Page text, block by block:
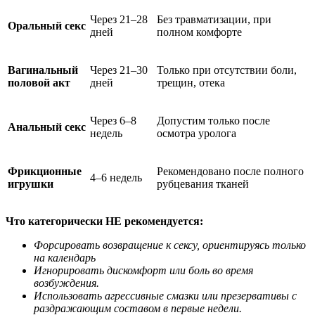
Оральный секс
Через 21–28
дней
Без травматизации, при
полном комфорте
Вагинальный
половой акт
Через 21–30
дней
Только при отсутствии боли,
трещин, отека
Анальный секс
Через 6–8
недель
Допустим только после
осмотра уролога
Фрикционные
игрушки
4–6 недель
Рекомендовано после полного
рубцевания тканей
Что категорически НЕ рекомендуется:
Форсировать возвращение к сексу, ориентируясь только
на календарь
Игнорировать дискомфорт или боль во время
возбуждения.
Использовать агрессивные смазки или презервативы с
раздражающим составом в первые недели.